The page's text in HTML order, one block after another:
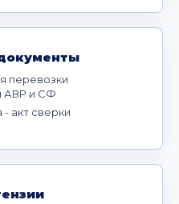
перевозки
АВР и СФ
акт сверки